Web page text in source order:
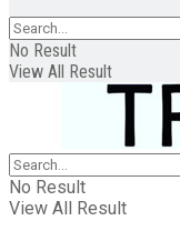
No Result
View All Result
No Result
View All Result